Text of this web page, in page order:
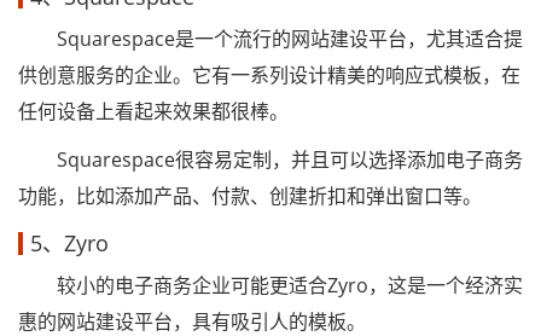
Squarespace是一个流行的网站建设平台，尤其适合提
供创意服务的企业。它有一系列设计精美的响应式模板，在
任何设备上看起来效果都很棒。
Squarespace很容易定制，并且可以选择添加电子商务
功能，比如添加产品、付款、创建折扣和弹出窗口等。
5、Zyro
较小的电子商务企业可能更适合Zyro，这是一个经济实
惠的网站建设平台，具有吸引人的模板。